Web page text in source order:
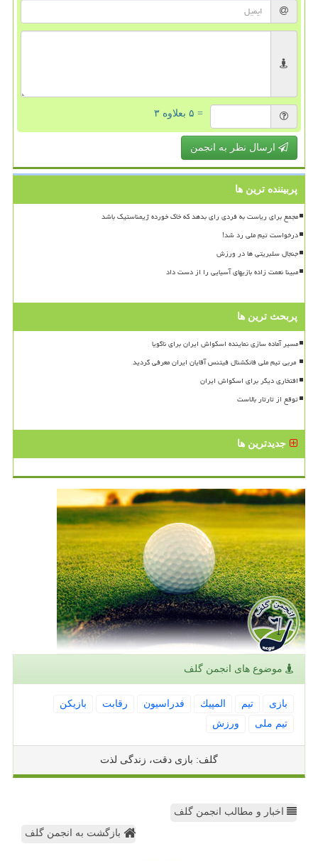
= ۵ بعلاوه ۳
ارسال نظر به انجمن
پربیننده ترین ها
مجمع برای ریاست به فردی رای بدهد که خاک خورده ژیمناستیک باشد
درخواست تیم ملی رد شد!
جنجال سلبریتی ها در ورزش
مبینا نعمت زاده بازیهای آسیایی را از دست داد
پربحث ترین ها
مسیر آماده سازی نماینده اسکواش ایران برای ناگویا
افتخاری دیگر برای اسکواش ایران
توقع از تارتار بالاست
جدیدترین ها
موضوع های انجمن گلف
بازی تیم المپیك فدراسیون رقابت
بازیكن
تیم ملی
ورزش
گلف: بازی دقت، زندگی لذت
اخبار و مطالب انجمن گلف
بازگشت به انجمن گلف